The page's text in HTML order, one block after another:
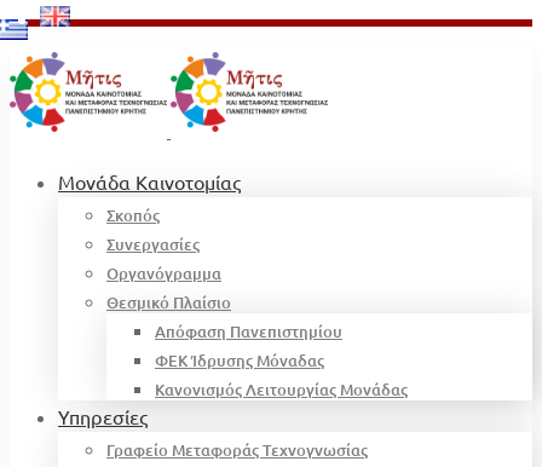
Μονάδα Καινοτομίας
Σκοπός
Συνεργασίες
Οργανόγραμμα
Θεσμικό Πλαίσιο
Απόφαση Πανεπιστημίου
ΦΕΚ Ίδρυσης Μόναδας
Κανονισμός Λειτουργίας Μονάδας
Υπηρεσίες
Γραφείο Μεταφοράς Τεχνογνωσίας